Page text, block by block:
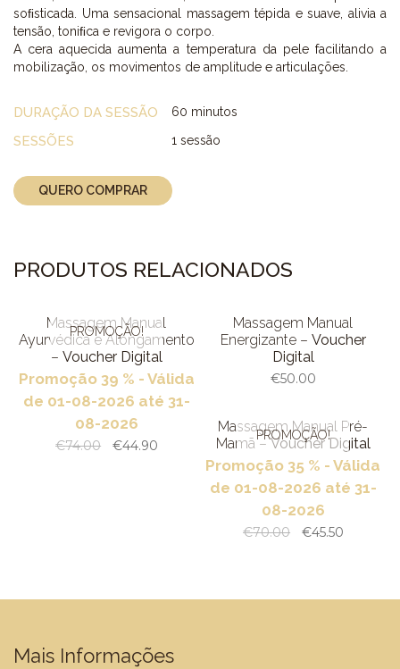
MEDICAL SPA
PREVENÇÃO | RELAXAMENTO
FISIOTERAPIA E REEDUCAÇÃO POSTURAL
FISIOTERAPIA DERMATO-FUNCIONAL
WORLD THERAPY | A MELHOR MASSAGEM DO MUNDO ®
RITUAIS DE TRANQUILIDADE | ESCAPE A DOIS
CAMPANHA DE AGOSTO
soﬁsticada. Uma sensacional massagem tépida e suave, alivia a
tensão, toniﬁca e revigora o corpo.
A cera aquecida aumenta a temperatura da pele facilitando a
mobilização, os movimentos de amplitude e articulações.
DURAÇÃO DA SESSÃO 60 minutos
SESSÕES 1 sessão
QUERO COMPRAR
PRODUTOS RELACIONADOS
VER PRODUTO
Massagem Manual
Ayurvédica e Alongamento
– Voucher Digital
Promoção 39 % - Válida
de 01-08-2026 até 31-
08-2026
PROMOÇÃO!
€74.00 €44.90
VER PRODUTO
Massagem Manual
Energizante – Voucher
Digital
€50.00
VER PRODUTO
Massagem Manual Pré-
Mamã –Voucher Digital
Promoção 35 % - Válida
de 01-08-2026 até 31-
08-2026
PROMOÇÃO!
€70.00 €45.50
Mais Informações